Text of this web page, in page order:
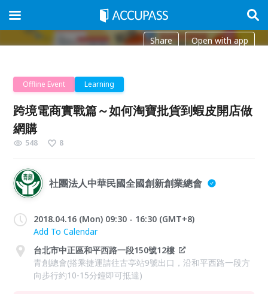
Share Open with app
Offline Event Learning
跨境電商實戰篇～如何淘寶批貨到蝦皮開店做
網購
548 8
社團法人中華民國全國創新創業總會
2018.04.16 (Mon) 09:30 - 16:30 (GMT+8)
Add To Calendar
台北市中正區和平西路一段150號12樓
青創總會(搭乘捷運請往古亭站9號出口，沿和平西路一段方
向步行約10-15分鐘即可抵達)